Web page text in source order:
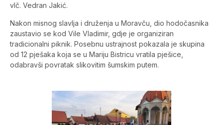
vlč. Vedran Jakić.
Nakon misnog slavlja i druženja u Moravču, dio hodočasnika
zaustavio se kod Vile Vladimir, gdje je organiziran
tradicionalni piknik. Posebnu ustrajnost pokazala je skupina
od 12 pješaka koja se u Mariju Bistricu vratila pješice,
odabravši povratak slikovitim šumskim putem.